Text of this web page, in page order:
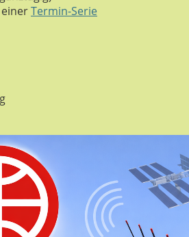
Termin-Serie